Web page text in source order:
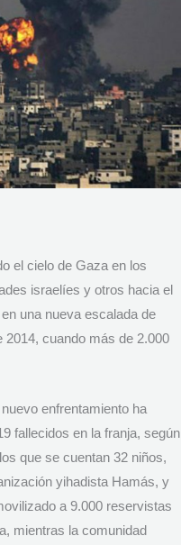
el cielo de Gaza en los
israelíes y otros hacia el
una nueva escalada de
2014, cuando más de 2.000
enfrentamiento ha
fallecidos en la franja, según
que se cuentan 32 niños,
yihadista Hamás, y
a 9.000 reservistas
mientras la comunidad